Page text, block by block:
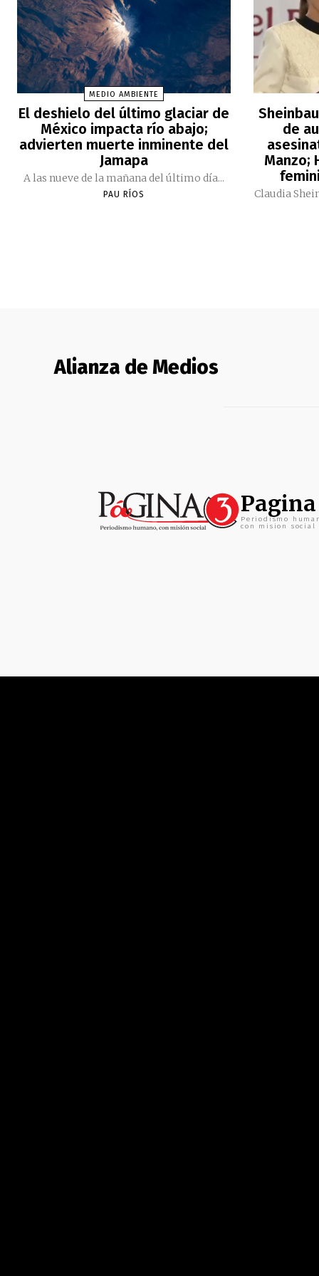
MEDIO AMBIENTE
El deshielo del último glaciar de
México impacta río abajo;
advierten muerte inminente del
Jamapa
A las nueve de la mañana del último día...
PAU RÍOS
de
Manzo;
Claudia
Alianza de Medios
Periodismo
con mision social